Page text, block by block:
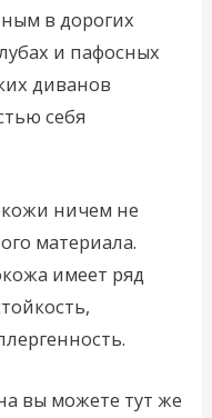
в дорогих
и пафосных
диванов
себя
ничем не
материала.
имеет ряд
вы можете тут же